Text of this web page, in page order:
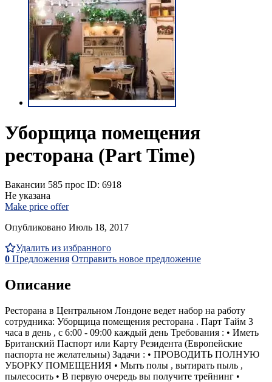
Уборщица помещения
ресторана (Part Time)
Вакансии 585 прос ID: 6918
Не указана
Make price offer
Опубликовано Июль 18, 2017
Удалить из избранного
0 Предложения Отправить новое предложение
Описание
Ресторана в Центральном Лондоне ведет набор на работу
сотрудника: Уборщица помещения ресторана . Парт Тайм 3
часа в день , с 6:00 - 09:00 каждый день Требования : • Иметь
Британский Паспорт или Карту Резидента (Европейские
паспорта не желательны) Задачи : • ПРОВОДИТЬ ПОЛНУЮ
УБОРКУ ПОМЕЩЕНИЯ • Мыть полы , вытирать пыль ,
пылесосить • В первую очередь вы получите трейнинг •